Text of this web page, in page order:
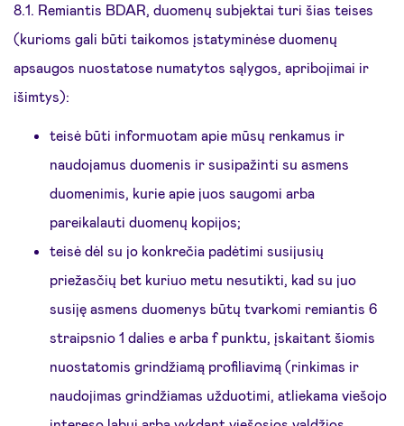
8.1. Remiantis BDAR, duomenų subjektai turi šias teises
(kurioms gali būti taikomos įstatyminėse duomenų
apsaugos nuostatose numatytos sąlygos, apribojimai ir
išimtys):
teisė būti informuotam apie mūsų renkamus ir
naudojamus duomenis ir susipažinti su asmens
duomenimis, kurie apie juos saugomi arba
pareikalauti duomenų kopijos;
teisė dėl su jo konkrečia padėtimi susijusių
priežasčių bet kuriuo metu nesutikti, kad su juo
susiję asmens duomenys būtų tvarkomi remiantis 6
straipsnio 1 dalies e arba f punktu, įskaitant šiomis
nuostatomis grindžiamą profiliavimą (rinkimas ir
naudojimas grindžiamas užduotimi, atliekama viešojo